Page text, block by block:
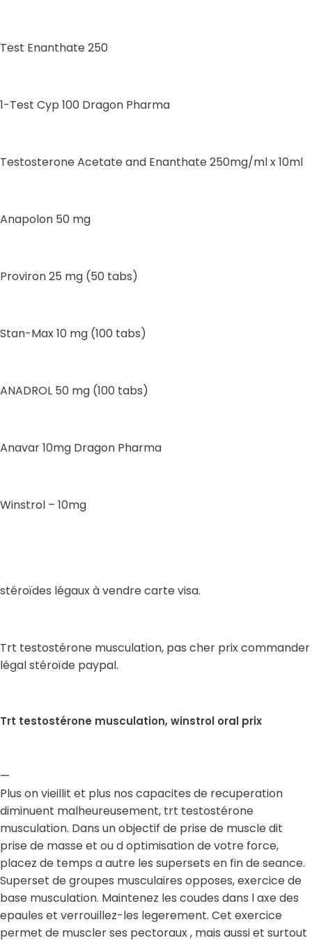
Test Enanthate 250
1-Test Cyp 100 Dragon Pharma
Testosterone Acetate and Enanthate 250mg/ml x 10ml
Anapolon 50 mg
Proviron 25 mg (50 tabs)
Stan-Max 10 mg (100 tabs)
ANADROL 50 mg (100 tabs)
Anavar 10mg Dragon Pharma
Winstrol – 10mg
stéroïdes légaux à vendre carte visa.
Trt testostérone musculation, pas cher prix commander
légal stéroïde paypal.
Trt testostérone musculation, winstrol oral prix
—
Plus on vieillit et plus nos capacites de recuperation
diminuent malheureusement, trt testostérone
musculation. Dans un objectif de prise de muscle dit
prise de masse et ou d optimisation de votre force,
placez de temps a autre les supersets en fin de seance.
Superset de groupes musculaires opposes, exercice de
base musculation. Maintenez les coudes dans l axe des
epaules et verrouillez-les legerement. Cet exercice
permet de muscler ses pectoraux , mais aussi et surtout